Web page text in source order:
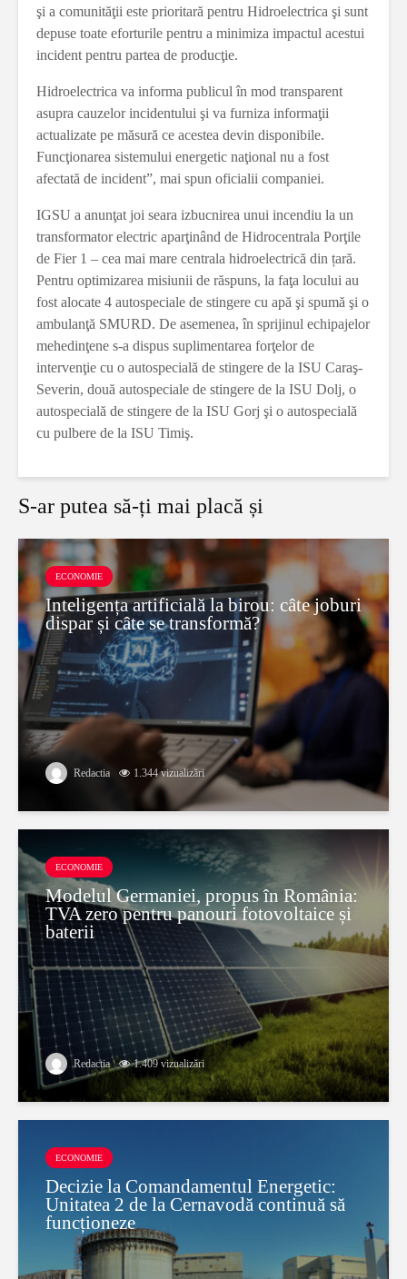
şi a comunităţii este prioritară pentru Hidroelectrica şi sunt
depuse toate eforturile pentru a minimiza impactul acestui
incident pentru partea de producţie.
Hidroelectrica va informa publicul în mod transparent
asupra cauzelor incidentului şi va furniza informaţii
actualizate pe măsură ce acestea devin disponibile.
Funcţionarea sistemului energetic naţional nu a fost
afectată de incident”, mai spun oficialii companiei.
IGSU a anunţat joi seara izbucnirea unui incendiu la un
transformator electric aparţinând de Hidrocentrala Porţile
de Fier 1 – cea mai mare centrala hidroelectrică din țară.
Pentru optimizarea misiunii de răspuns, la faţa locului au
fost alocate 4 autospeciale de stingere cu apă şi spumă şi o
ambulanţă SMURD. De asemenea, în sprijinul echipajelor
mehedinţene s-a dispus suplimentarea forţelor de
intervenţie cu o autospecială de stingere de la ISU Caraş-
Severin, două autospeciale de stingere de la ISU Dolj, o
autospecială de stingere de la ISU Gorj şi o autospecială
cu pulbere de la ISU Timiş.
S-ar putea să-ți mai placă și
ECONOMIE
Inteligența artificială la birou: câte joburi
dispar și câte se transformă?
Redactia 1.344 vizualizări
ECONOMIE
Modelul Germaniei, propus în România:
TVA zero pentru panouri fotovoltaice și
baterii
Redactia 1.409 vizualizări
ECONOMIE
Decizie la Comandamentul Energetic:
Unitatea 2 de la Cernavodă continuă să
funcționeze